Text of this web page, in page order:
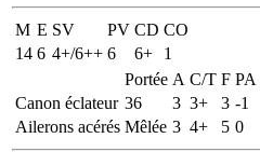
M E SV PV CD CO
14 6 4+/6++ 6 6+
1
Portée A C/T F PA
Canon éclateur 36 3 3+ 3 -1
Ailerons acérés Mêlée 3 4+ 5 0